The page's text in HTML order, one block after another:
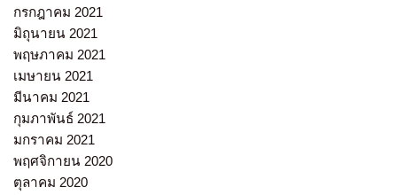
กรกฎาคม 2021
มิถุนายน 2021
พฤษภาคม 2021
เมษายน 2021
มีนาคม 2021
กุมภาพันธ์ 2021
มกราคม 2021
พฤศจิกายน 2020
ตุลาคม 2020